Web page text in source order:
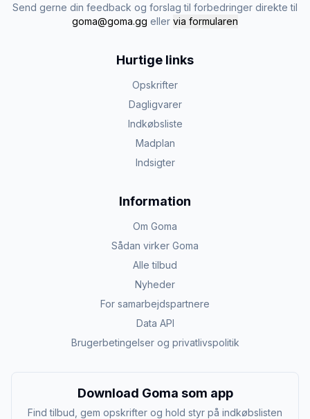
Send gerne din feedback og forslag til forbedringer direkte til
goma@goma.gg eller via formularen
Hurtige links
Opskrifter
Dagligvarer
Indkøbsliste
Madplan
Indsigter
Information
Om Goma
Sådan virker Goma
Alle tilbud
Nyheder
For samarbejdspartnere
Data API
Brugerbetingelser og privatlivspolitik
Download Goma som app
Find tilbud, gem opskrifter og hold styr på indkøbslisten